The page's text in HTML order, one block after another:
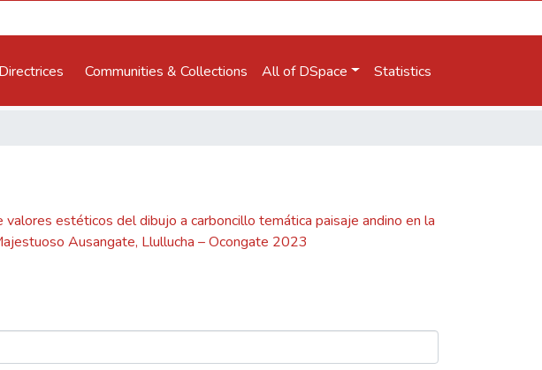
Directrices Communities & Collections All of DSpace Statistics
valores estéticos del dibujo a carboncillo temática paisaje andino en la
Ausangate, Llullucha – Ocongate 2023